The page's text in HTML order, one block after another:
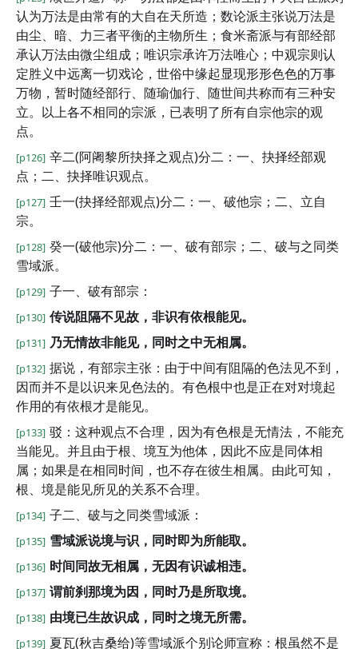
认为万法是由常有的大自在天所造；数论派主张说万法是
由尘、暗、力三者平衡的主物所生；食米斋派与有部经部
承认万法由微尘组成；唯识宗承许万法唯心；中观宗则认
定胜义中远离一切戏论，世俗中缘起显现形形色色的万事
万物，暂时随经部行、随瑜伽行、随世间共称而有三种安
立。以上各不相同的宗派，已表明了所有自宗他宗的观
点。
[p126] 辛二(阿阇黎所抉择之观点)分二：一、抉择经部观
点；二、抉择唯识观点。
[p127] 壬一(抉择经部观点)分二：一、破他宗；二、立自
宗。
[p128] 癸一(破他宗)分二：一、破有部宗；二、破与之同类
雪域派。
[p129] 子一、破有部宗：
[p130] 传说阻隔不见故，非识有依根能见。
[p131] 乃无情故非能见，同时之中无相属。
[p132] 据说，有部宗主张：由于中间有阻隔的色法见不到，
因而并不是以识来见色法的。有色根中也是正在对对境起
作用的有依根才是能见。
[p133] 驳：这种观点不合理，因为有色根是无情法，不能充
当能见。并且由于根、境互为他体，因此不应是同体相
属；如果是在相同时间，也不存在彼生相属。由此可知，
根、境是能见所见的关系不合理。
[p134] 子二、破与之同类雪域派：
[p135] 雪域派说境与识，同时即为所能取。
[p136] 时间同故无相属，无因有识诚相违。
[p137] 谓前刹那境为因，同时乃是所取境。
[p138] 由境已生故识成，同时之境无所需。
[p139] 夏瓦(秋吉桑给)等雪域派个别论师宣称：根虽然不是